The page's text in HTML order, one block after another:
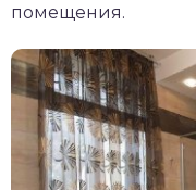
помещения.